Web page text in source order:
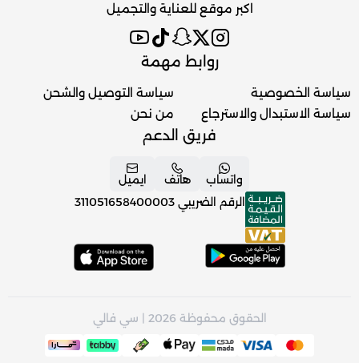
اكبر موقع للعناية والتجميل
روابط مهمة
سياسة الخصوصية
سياسة الاستبدال والاسترجاع
سياسة التوصيل والشحن
من نحن
فريق الدعم
واتساب هاتف
ايميل
الرقم الضريبي 311051658400003
الحقوق محفوظة 2026 | سي فالي